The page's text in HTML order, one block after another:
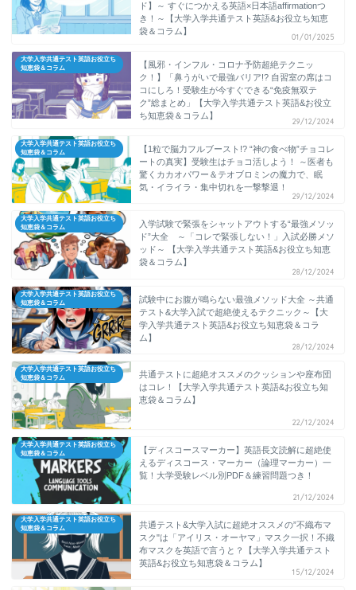
ド】～ すぐにつかえる英語×日本語affirmationつ
き！～【大学入学共通テスト英語&お役立ち知恵
袋＆コラム】
01/01/2025
大学入学共通テスト英語お役立ち
知恵袋＆コラム
【風邪・インフル・コロナ予防超絶テクニッ
ク！】「鼻うがいで最強バリア!? 自習室の席はコ
コにしろ！受験生が今すぐできる“免疫無双テ
ク”総まとめ」【大学入学共通テスト英語&お役立
ち知恵袋＆コラム】
29/12/2024
大学入学共通テスト英語お役立ち
知恵袋＆コラム
【1粒で脳力フルブースト!? “神の食べ物”チョコレ
ートの真実】受験生はチョコ活しよう！ ～医者も
驚くカカオパワー＆テオブロミンの魔力で、眠
気・イライラ・集中切れを一撃撃退！
29/12/2024
大学入学共通テスト英語お役立ち
知恵袋＆コラム
入学試験で緊張をシャットアウトする“最強メソッ
ド”大全 ～「コレで緊張しない！」入試必勝メソ
ッド～ 【大学入学共通テスト英語&お役立ち知恵
袋＆コラム】
28/12/2024
大学入学共通テスト英語お役立ち
知恵袋＆コラム
試験中にお腹が鳴らない最強メソッド大全 ～共通
テスト&大学入試で超絶使えるテクニック～【大
学入学共通テスト英語&お役立ち知恵袋＆コラ
ム】
28/12/2024
大学入学共通テスト英語お役立ち
知恵袋＆コラム
共通テストに超絶オススメのクッションや座布団
はコレ！【大学入学共通テスト英語&お役立ち知
恵袋＆コラム】
22/12/2024
大学入学共通テスト英語お役立ち
知恵袋＆コラム
【ディスコースマーカー】英語長文読解に超絶使
えるディスコース・マーカー（論理マーカー）一
覧！大学受験レベル別PDF＆練習問題つき！
21/12/2024
大学入学共通テスト英語お役立ち
知恵袋＆コラム
共通テスト&大学入試に超絶オススメの”不織布マ
スク"は「アイリス・オーヤマ」マスク一択！不織
布マスクを英語で言うと？【大学入学共通テスト
英語&お役立ち知恵袋＆コラム】
15/12/2024